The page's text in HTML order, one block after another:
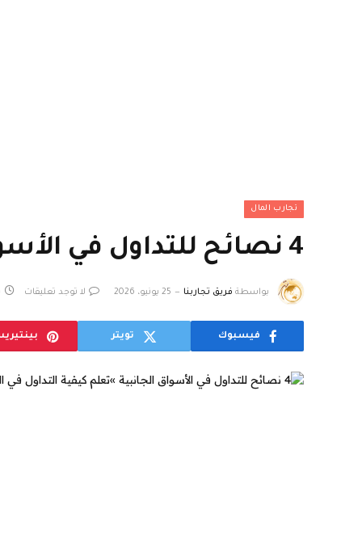
تجارب المال
4 نصائح للتداول في الأسواق الجانبية »تعلم كيفية التداول في السوق
بواسطة فريق تجاربنا 25 يونيو، 2026 لا توجد تعليقات
فيسبوك تويتر